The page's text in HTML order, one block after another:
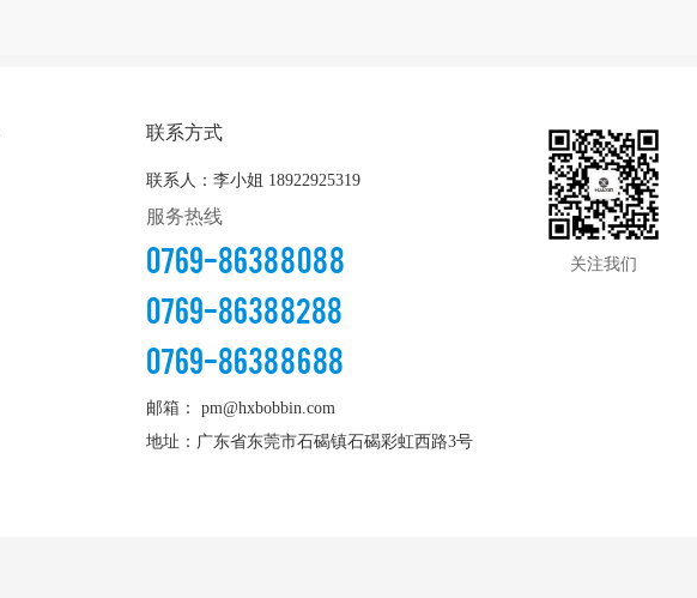
联系方式
联系人：李小姐 18922925319
服务热线
0769-86388088
0769-86388288
0769-86388688
邮箱：
pm@hxbobbin.com
地址：广东省东莞市石碣镇石碣彩虹西路3号
关注我们